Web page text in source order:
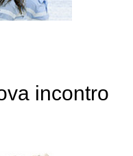
incontro